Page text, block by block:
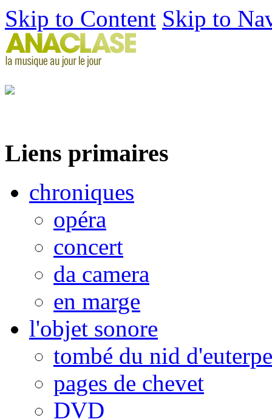
Skip to Content Skip to
Liens primaires
chroniques
opéra
concert
da camera
en marge
l'objet sonore
tombé du nid d'euterpe
pages de chevet
DVD